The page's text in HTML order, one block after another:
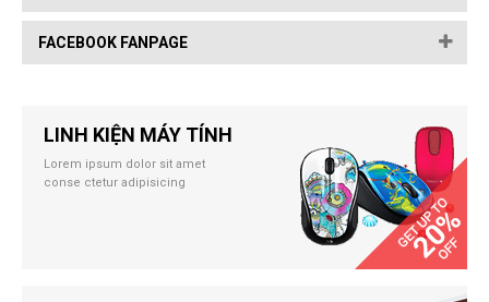
FACEBOOK FANPAGE
LINH KIỆN MÁY TÍNH
Lorem ipsum dolor sit amet
conse ctetur adipisicing